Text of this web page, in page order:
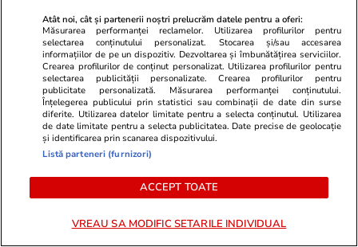
Sănătate și Fitness 18:53
„Medicii mi-au spus că își pierd timpul cu mine.
Am plecat în Germania să aflu ce am”.
Mărturisirile a două femei cu boli neurologice
severe
Citește mai multe
TRENDING
Atât noi, cât și partenerii noștri prelucrăm datele pentru a oferi:
Măsurarea performanței reclamelor. Utilizarea profilurilor pentru
selectarea conținutului personalizat. Stocarea și/sau accesarea
informațiilor de pe un dispozitiv. Dezvoltarea și îmbunătățirea serviciilor.
Crearea profilurilor de conținut personalizat. Utilizarea profilurilor pentru
selectarea publicității personalizate. Crearea profilurilor pentru
publicitate personalizată. Măsurarea performanței conținutului.
Înțelegerea publicului prin statistici sau combinații de date din surse
diferite. Utilizarea datelor limitate pentru a selecta conținutul. Utilizarea
de date limitate pentru a selecta publicitatea. Date precise de geolocație
și identificarea prin scanarea dispozitivului.
Listă parteneri (furnizori)
ACCEPT TOATE
VREAU SA MODIFIC SETARILE INDIVIDUAL